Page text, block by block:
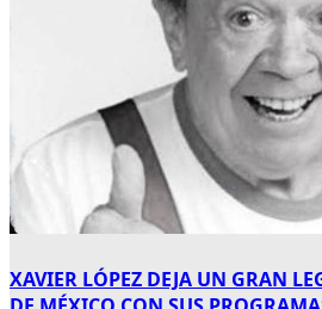
XAVIER LÓPEZ DEJA UN GRAN